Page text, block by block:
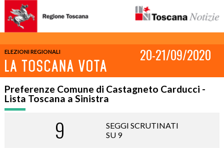
ELEZIONI REGIONALI 20-21/09/2020
Preferenze Comune di Castagneto Carducci -
Lista Toscana a Sinistra
9
SEGGI SCRUTINATI
SU 9